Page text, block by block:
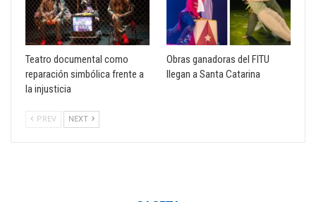
Teatro documental como
reparación simbólica frente a
la injusticia
Obras ganadoras del FITU
llegan a Santa Catarina
PREV NEXT